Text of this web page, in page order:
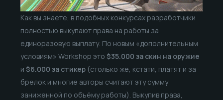
Как вы знаете, в подобных конкурсах разработчики
полностью выкупают права на работы за
единоразовую выплату. По новым «дополнительным
условиям» Workshop это $35.000 за скин на оружие
и $6.000 за стикер(столько же, кстати, платят и за
брелок и многие авторы считают эту сумму
заниженной по объёму работы). Выкупив права,